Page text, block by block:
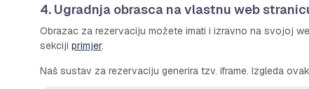
4. Ugradnja obrasca na vlastnu web
Obrazac za rezervaciju možete imati i izravno na svojoj
sekciji primjer.
Naš sustav za rezervaciju generira tzv. iframe. Izgleda